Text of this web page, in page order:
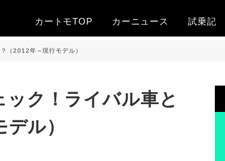
カートモTOP カーニュース 試乗記
（2012年～現行モデル）
ク！ライバル車と
ル）